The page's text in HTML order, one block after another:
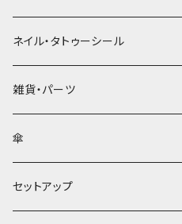
ネイル・タトゥーシール
雑貨・パーツ
傘
セットアップ